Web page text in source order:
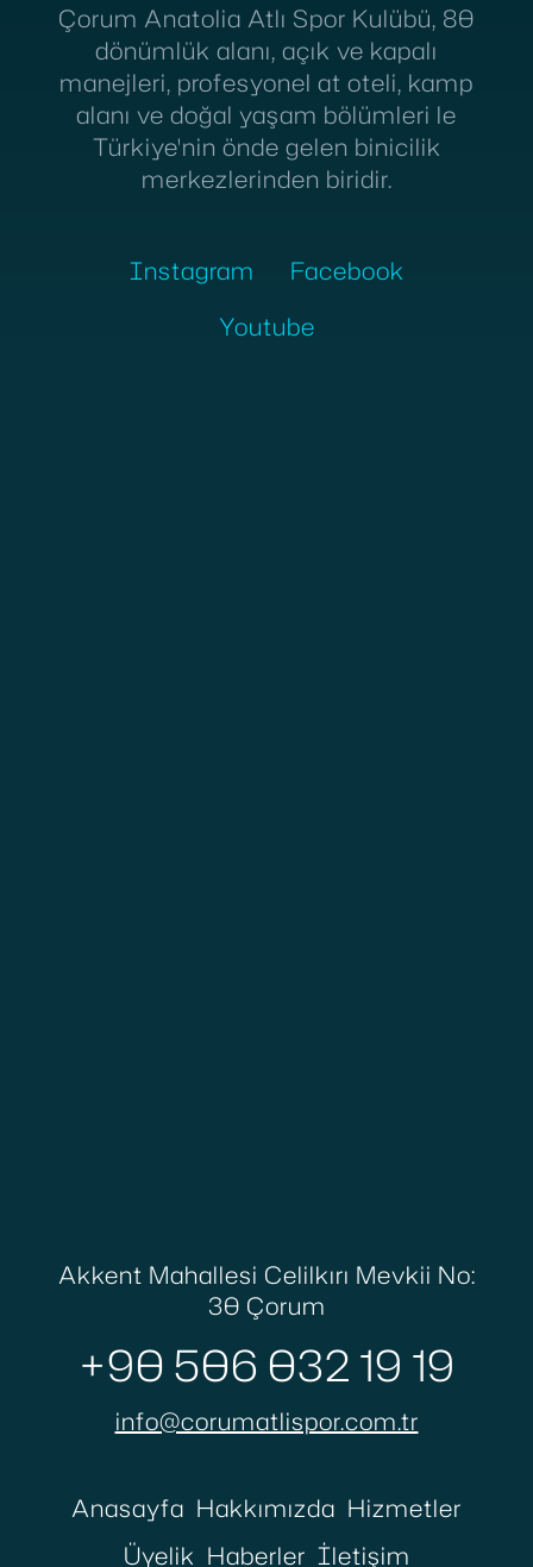
Çorum Anatolia Atlı Spor Kulübü, 80
dönümlük alanı, açık ve kapalı
manejleri, profesyonel at oteli, kamp
alanı ve doğal yaşam bölümleri le
Türkiye'nin önde gelen binicilik
merkezlerinden biridir.
Instagram
Facebook
Youtube
Akkent Mahallesi Celilkırı Mevkii No:
30 Çorum
+90 506 032 19 19
info@corumatlispor.com.tr
Anasayfa Hakkımızda Hizmetler
Üyelik Haberler İletişim